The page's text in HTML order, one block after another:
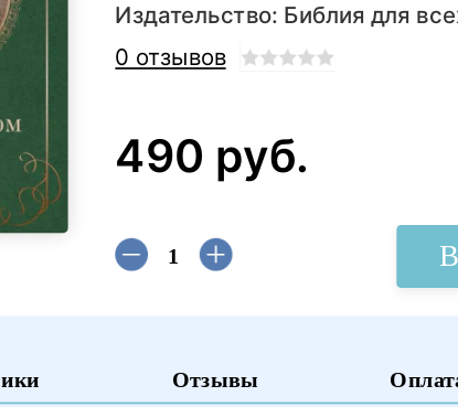
Издательство: Библия для
0 отзывов
490 руб.
Отзывы